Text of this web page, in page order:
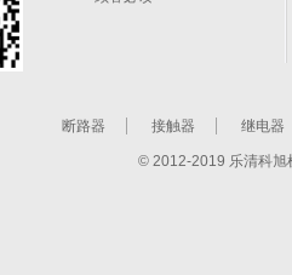
断路器 接触器 继电器
© 2012-2019 乐清科旭